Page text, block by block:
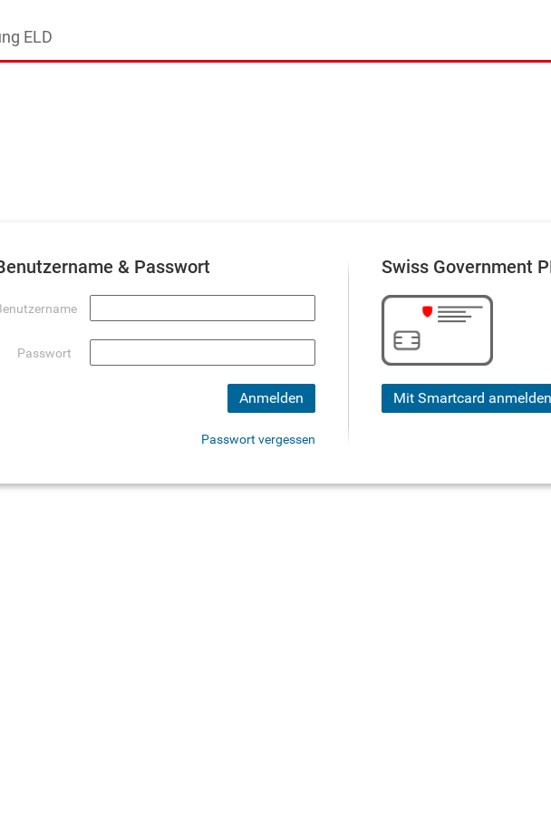
ELD
& Passwort
Passwort
Anmelden
Passwort vergessen
Swiss Government
Mit Smartcard anmelden